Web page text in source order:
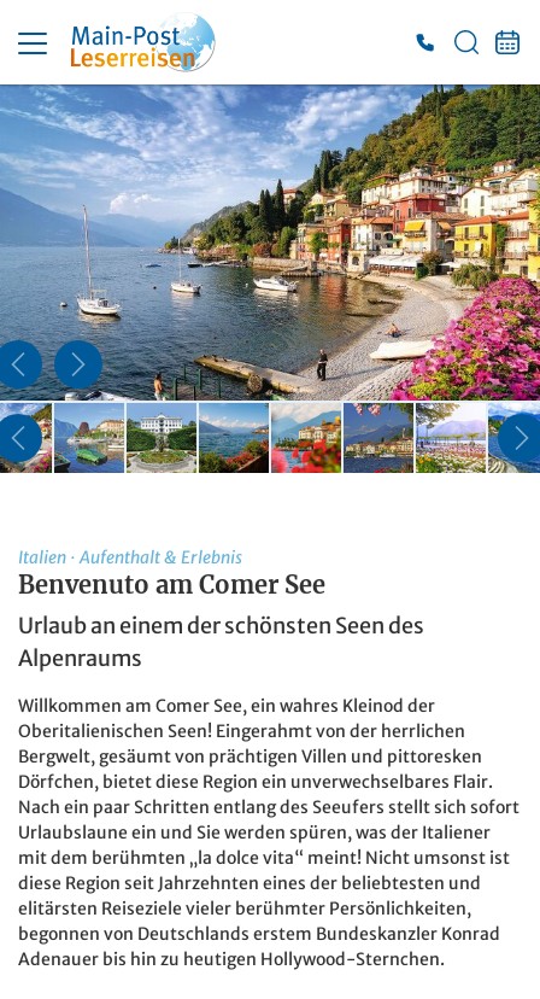
Es konnten keine gültigen Angebote gefunden werden. Bitte wenden Sie sich an
unser Service-Center.
Italien ·Aufenthalt & Erlebnis
Benvenuto am Comer See
Urlaub an einem der schönsten Seen des
Alpenraums
Willkommen am Comer See, ein wahres Kleinod der
Oberitalienischen Seen! Eingerahmt von der herrlichen
Bergwelt, gesäumt von prächtigen Villen und pittoresken
Dörfchen, bietet diese Region ein unverwechselbares Flair.
Nach ein paar Schritten entlang des Seeufers stellt sich sofort
Urlaubslaune ein und Sie werden spüren, was der Italiener
mit dem berühmten „la dolce vita“ meint! Nicht umsonst ist
diese Region seit Jahrzehnten eines der beliebtesten und
elitärsten Reiseziele vieler berühmter Persönlichkeiten,
begonnen von Deutschlands erstem Bundeskanzler Konrad
Adenauer bis hin zu heutigen Hollywood-Sternchen.